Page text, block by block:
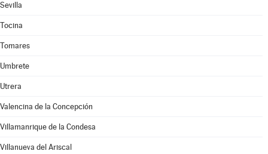
Sevilla
Tocina
Tomares
Umbrete
Utrera
Valencina de la Concepción
Villamanrique de la Condesa
Villanueva del Ariscal